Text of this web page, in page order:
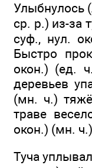
Улыбнулось
ср. р.) из-за
суф., нул.
Быстро
окон.) (ед.
деревьев
(мн. ч.)
траве
окон.) (мн.
Туча